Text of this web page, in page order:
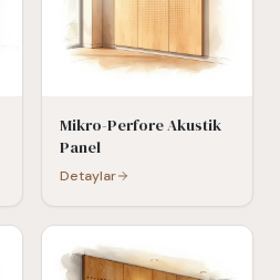
Mikro-Perfore Akustik
Panel
Detaylar